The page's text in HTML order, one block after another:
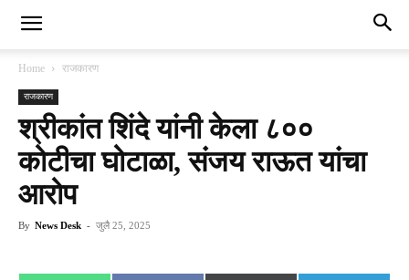
Home राजकारण
राजकारण
श्रीकांत शिंदे यांनी केला ८००
कोटीचा घोटाळा, संजय राऊत यांचा
आरोप
By News Desk - जुलै 25, 2025